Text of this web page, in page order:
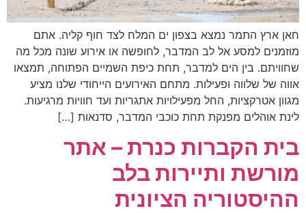
חאן ארץ התמר נמצא בצפון ים המלח לצד חוף קליה. אתם
מוזמנים למסע אל לב המדבר, לחופשה או אירוע שונה מכל מה
שחוויתם. בין הים למדבר, תחת כיפת השמיים הפתוחה, תמצאו
אווה של שלווה ופעילות. מתחם האירועים הייחודי שלנו מציע
מגוון אטרקציות, החל מפעילויות אתגריות ועד חוויות מרגיעות.
לינת אוהלים מפנקת תחת כוכבי המדבר, סדנאות […]
בית הקברות כנרת – אתר
מורשת ותיירות בלב
ההיסטוריה הציונית